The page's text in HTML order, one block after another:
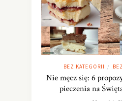
BEZ KATEGORII /
Nie męcz się: 6
pieczenia na